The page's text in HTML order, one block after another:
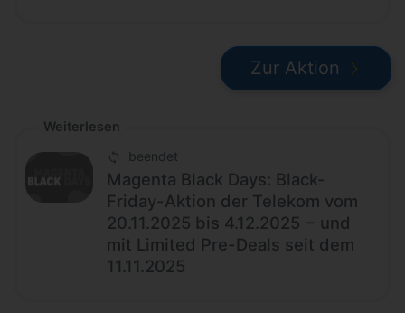
Zur Aktion
Weiterlesen
beendet
Magenta Black Days: Black-
Friday-Aktion der Telekom vom
20.11.2025 bis 4.12.2025 − und
mit Limited Pre-Deals seit dem
11.11.2025